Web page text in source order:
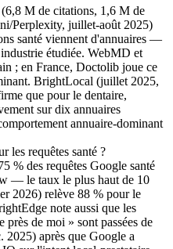
M de citations, 1,6 M de
Perplexity, juillet-août 2025)
santé viennent d'annuaires —
étudiée. WebMD et
; en France, Doctolib joue ce
BrightLocal (juillet 2025,
que pour le dentaire,
sur dix annuaires
annuaire-dominant
les requêtes santé ?
% des requêtes Google santé
— le taux le plus haut de 10
2026) relève 88 % pour le
note aussi que les
près de moi » sont passées de
2025) après que Google a